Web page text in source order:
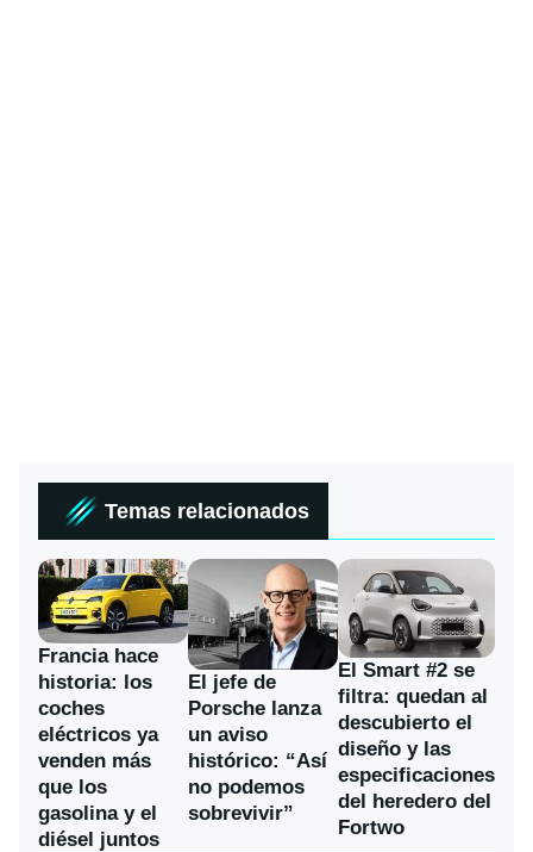
Temas relacionados
Francia hace
historia: los
coches
eléctricos ya
venden más
que los
gasolina y el
diésel juntos
El jefe de
Porsche lanza
un aviso
histórico: “Así
no podemos
sobrevivir”
El Smart #2 se
filtra: quedan al
descubierto el
diseño y las
especificaciones
del heredero del
Fortwo